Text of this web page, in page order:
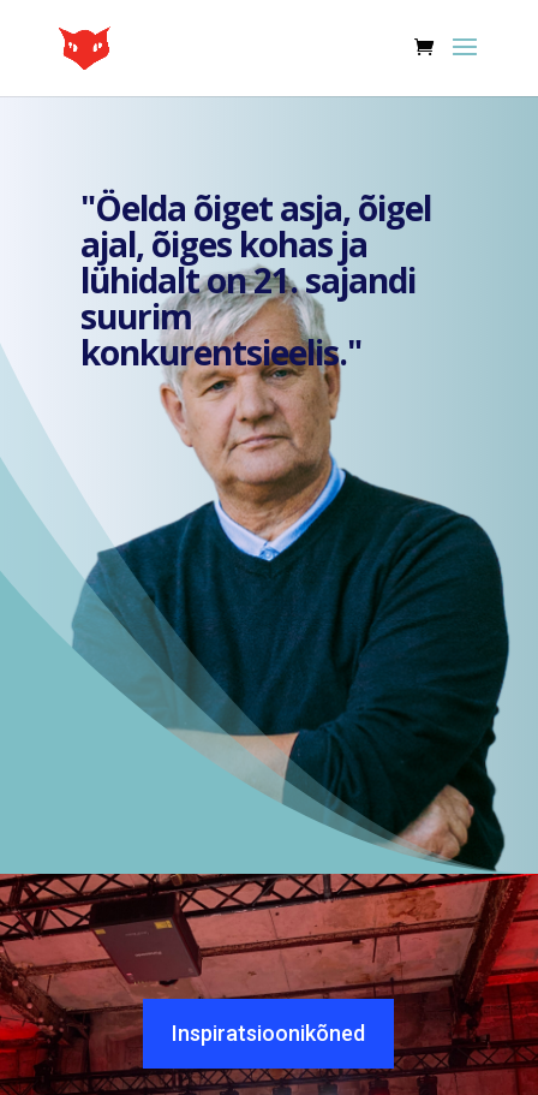
"Öelda õiget asja, õigel
ajal, õiges kohas ja
lühidalt on 21. sajandi
suurim
konkurentsieelis."
Inspiratsioonikõned